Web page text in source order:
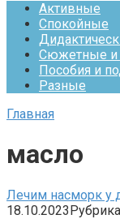
Активные
Спокойные
Сюжетные и
Пособия и
Разные
Главная
масло
Лечим насморк у
18.10.2023